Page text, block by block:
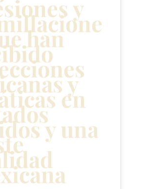
y
han
y
en
y una